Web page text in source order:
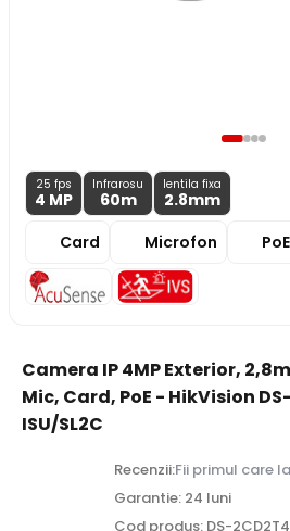
25 fps
4 MP
Infrarosu
60m
lentila fixa
2.8mm
Card
Microfon PoE
Camera IP 4MP Exterior,
Mic, Card, PoE - HikVision
ISU/SL2C
Recenzii:Fii primul care
Garantie: 24 luni
Cod produs: DS-